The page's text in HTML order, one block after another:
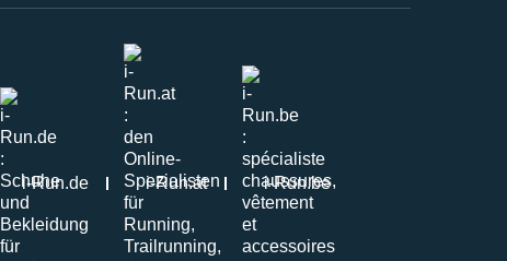
i-Run.de i-Run.at i-Run.be